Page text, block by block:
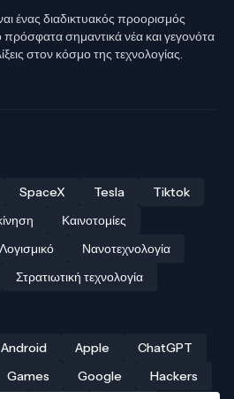
ένας διαδικτυακός προορισμός
σημαντικά νέα και γεγονότα
στον κόσμο της τεχνολογίας.
SpaceX Tesla
Tiktok
Καινοτομίες
Λογισμικό
Νανοτεχνολογία
Στρατιωτική τεχνολογία
Android Apple
ChatGPT
Games Google
Hackers